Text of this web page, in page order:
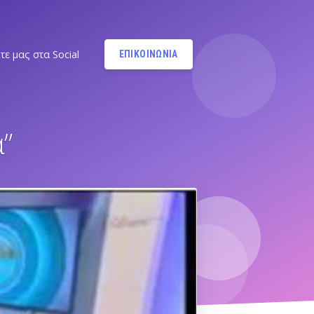
μας στα Social
Pilates by Mandy Facebook
Ν.ΣΜΥΡΝΗΣ - Π.ΦΑΛΗΡΟΥ
Pilates by Mandy
FACEBOOK ΕΛΛΗΝΙΚΟΥ
Pilates by Mandy
FACEBOOK ΑΛΙΜΟΥ
ΕΠΙΚΟΙΝΩΝΙΑ